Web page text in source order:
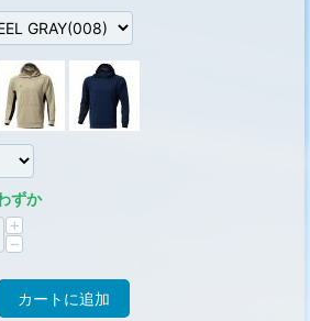
ずか
+
−
カートに追加